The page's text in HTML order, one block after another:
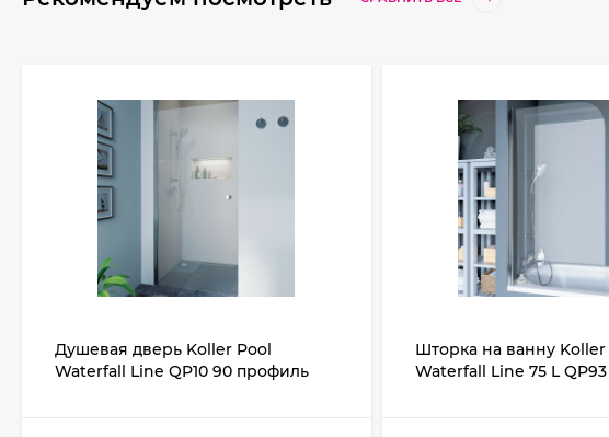
Душевая дверь Koller Pool
Waterfall Line QP10 90 профиль
Шторка на ванну Koller
Waterfall Line 75 L